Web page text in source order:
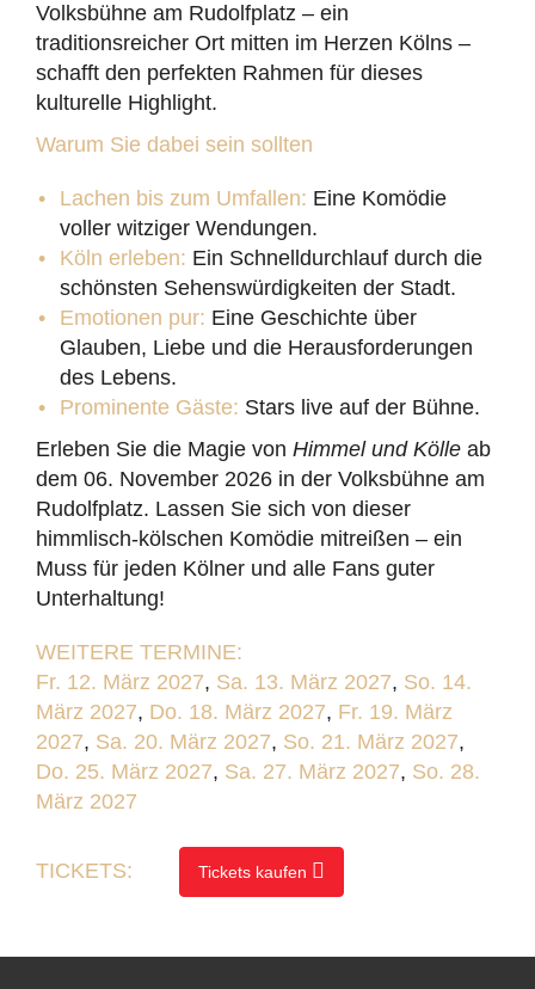
Volksbühne am Rudolfplatz – ein
traditionsreicher Ort mitten im Herzen Kölns –
schafft den perfekten Rahmen für dieses
kulturelle Highlight.
Warum Sie dabei sein sollten
Lachen bis zum Umfallen: Eine Komödie
voller witziger Wendungen.
Köln erleben: Ein Schnelldurchlauf durch die
schönsten Sehenswürdigkeiten der Stadt.
Emotionen pur: Eine Geschichte über
Glauben, Liebe und die Herausforderungen
des Lebens.
Prominente Gäste: Stars live auf der Bühne.
Erleben Sie die Magie von Himmel und Kölle ab
dem 06. November 2026 in der Volksbühne am
Rudolfplatz. Lassen Sie sich von dieser
himmlisch-kölschen Komödie mitreißen – ein
Muss für jeden Kölner und alle Fans guter
Unterhaltung!
WEITERE TERMINE:
Fr. 12. März 2027, Sa. 13. März 2027, So. 14.
März 2027, Do. 18. März 2027, Fr. 19. März
2027, Sa. 20. März 2027, So. 21. März 2027,
Do. 25. März 2027, Sa. 27. März 2027, So. 28.
März 2027
TICKETS: Tickets kaufen